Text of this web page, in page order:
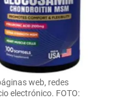
web, redes
electrónico. FOTO: